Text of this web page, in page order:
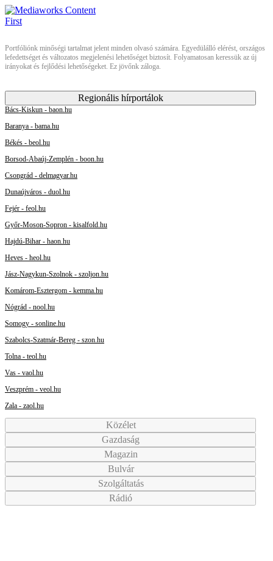
Portfóliónk minőségi tartalmat jelent minden olvasó számára. Egyedülálló elérést, országos
lefedettséget és változatos megjelenési lehetőséget biztosít. Folyamatosan keressük az új
irányokat és fejlődési lehetőségeket. Ez jövőnk záloga.
Regionális hírportálok
Bács-Kiskun - baon.hu
Baranya - bama.hu
Békés - beol.hu
Borsod-Abaúj-Zemplén - boon.hu
Csongrád - delmagyar.hu
Dunaújváros - duol.hu
Fejér - feol.hu
Győr-Moson-Sopron - kisalfold.hu
Hajdú-Bihar - haon.hu
Heves - heol.hu
Jász-Nagykun-Szolnok - szoljon.hu
Komárom-Esztergom - kemma.hu
Nógrád - nool.hu
Somogy - sonline.hu
Szabolcs-Szatmár-Bereg - szon.hu
Tolna - teol.hu
Vas - vaol.hu
Veszprém - veol.hu
Zala - zaol.hu
Közélet
Gazdaság
Magazin
Bulvár
Szolgáltatás
Rádió